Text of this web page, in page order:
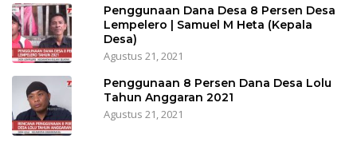
Penggunaan Dana Desa 8 Persen Desa
Lempelero | Samuel M Heta (Kepala
Desa)
Agustus 21, 2021
Penggunaan 8 Persen Dana Desa Lolu
Tahun Anggaran 2021
Agustus 21, 2021